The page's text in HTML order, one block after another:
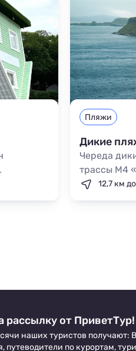
крышей
для
Пляжи
Дикие
Череда
трассы М4
Пенай.
хочет
12,7 км
рассылку от ПриветТур!
наших туристов получают:
путеводители по курортам,